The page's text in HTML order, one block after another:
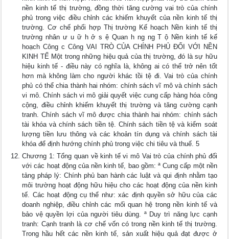
nền kinh tế thị trường, đồng thời tăng cường vai trò của chính
phủ trong việc điều chỉnh các khiếm khuyết của nền kinh tế thị
trường. Cơ chế phối hợp Thị trường Kế hoạch Nền kinh tế thị
trường nhân ư u ữ h ở s ệ Quan h ng ng T ộ Nền kinh tế kế
hoạch Công c Công VAI TRÒ CỦA CHÍNH PHỦ ĐỐI VỚI NỀN
KINH TẾ Một trong những hiệu quả của thị trường, đó là sự hữu
hiệu kinh tế - điều này có nghĩa là, không ai có thể trở nên tốt
hơn mà không làm cho người khác tồi tệ đi. Vai trò của chính
phủ có thể chia thành hai nhóm: chính sách vĩ mô và chính sách
vi mô. Chính sách vi mô giải quyết việc cung cấp hàng hóa công
cộng, điều chỉnh khiếm khuyết thị trường và tăng cường cạnh
tranh. Chính sách vĩ mô được chia thành hai nhóm: chính sách
tài khóa và chính sách tiền tệ. Chính sách tiền tệ và kiểm soát
lượng tiền lưu thông và các khoản tín dụng và chính sách tài
khóa để định hướng chính phủ trong việc chi tiêu và thuế. 5
Chương 1: Tổng quan về kinh tế vi mô Vai trò của chính phủ đối
với các hoạt động của nền kinh tế, bao gồm: ª Cung cấp một nền
tảng pháp lý: Chính phủ ban hành các luật và qui định nhằm tạo
môi trường hoạt động hữu hiệu cho các hoạt động của nền kinh
tế. Các hoạt động cụ thể như: xác định quyền sở hữu của các
doanh nghiệp, điều chỉnh các mối quan hệ trong nền kinh tế và
bảo vệ quyền lợi của người tiêu dùng. ª Duy trì năng lực cạnh
tranh: Cạnh tranh là cơ chế vốn có trong nền kinh tế thị trường.
Trong hầu hết các nền kinh tế, sản xuất hiệu quả đạt được ở